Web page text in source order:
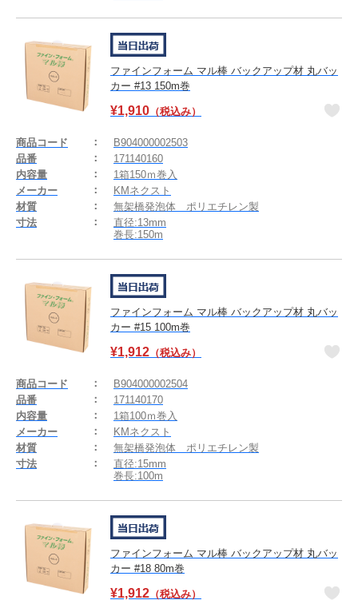
ファインフォーム マル棒 バックアップ材 丸バッ
カー #13 150m巻
¥1,910 （税込み）
商品コード
B904000002503
品番
171140160
内容量
1箱150ｍ巻入
メーカー
KMネクスト
材質
無架橋発泡体 ポリエチレン製
寸法
直径:13mm
巻長:150m
ファインフォーム マル棒 バックアップ材 丸バッ
カー #15 100m巻
¥1,912 （税込み）
商品コード
B904000002504
品番
171140170
内容量
1箱100ｍ巻入
メーカー
KMネクスト
材質
無架橋発泡体 ポリエチレン製
寸法
直径:15mm
巻長:100m
ファインフォーム マル棒 バックアップ材 丸バッ
カー #18 80m巻
¥1,912 （税込み）